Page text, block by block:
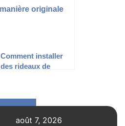
Comment installer
des rideaux de
août 7, 2026